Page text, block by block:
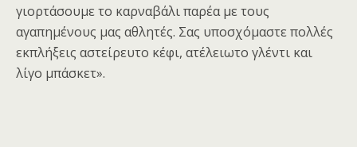
γιορτάσουμε το καρναβάλι παρέα με τους
αγαπημένους μας αθλητές. Σας υποσχόμαστε πολλές
εκπλήξεις αστείρευτο κέφι, ατέλειωτο γλέντι και
λίγο μπάσκετ».